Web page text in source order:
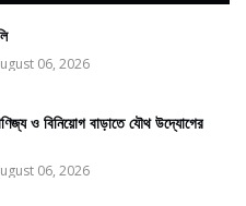
06, 2026
ও বিনিয়োগ বাড়াতে যৌথ উদ্যোগের
06, 2026